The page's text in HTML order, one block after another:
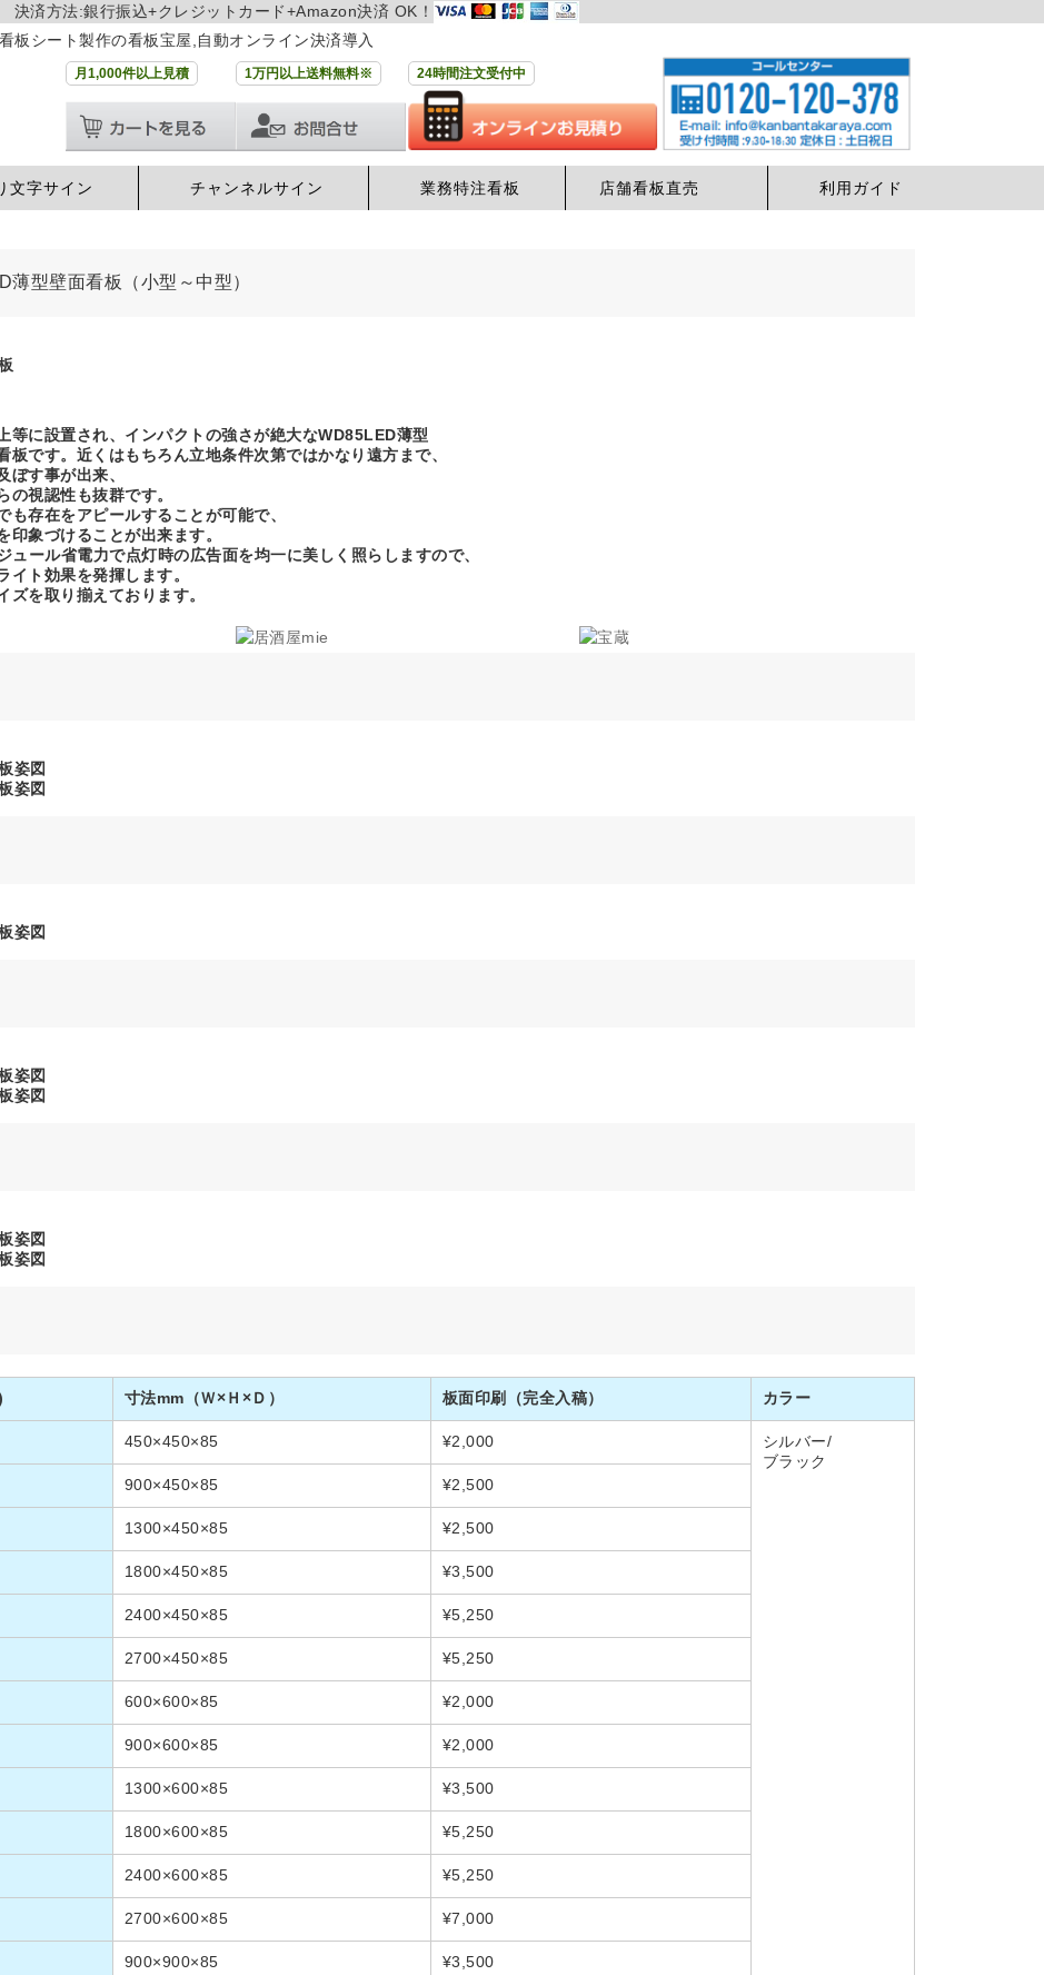
決済方法:銀行振込+クレジットカード+Amazon決済 OK！
板シート製作の看板宝屋,自動オンライン決済導入
月1,000件以上見積 1万円以上送料無料※ 24時間注文受付中
文字サイン チャンネルサイン 業務特注看板 店舗看板直売 利用ガイド
薄型壁面看板（小型～中型）
等に設置され、インパクトの強さが絶大なWD85LED薄型
板です。近くはもちろん立地条件次第ではかなり遠方まで、
ぼす事が出来、
の視認性も抜群です。
も存在をアピールすることが可能で、
印象づけることが出来ます。
ュール省電力で点灯時の広告面を均一に美しく照らしますので、
イト効果を発揮します。
ズを取り揃えております。
寸法mm（Ｗ×Ｈ×Ｄ） 板面印刷（完全入稿） カラー
450×450×85 ¥2,000
シルバー/
ブラック
900×450×85 ¥2,500
1300×450×85 ¥2,500
1800×450×85 ¥3,500
2400×450×85 ¥5,250
2700×450×85 ¥5,250
600×600×85 ¥2,000
900×600×85 ¥2,000
1300×600×85 ¥3,500
1800×600×85 ¥5,250
2400×600×85 ¥5,250
2700×600×85 ¥7,000
900×900×85 ¥3,500